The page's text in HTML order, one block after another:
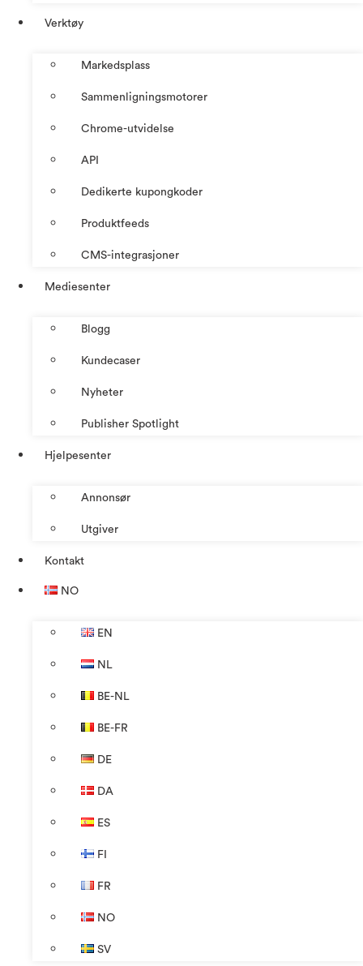
Verktøy
Markedsplass
Sammenligningsmotorer
Chrome-utvidelse
API
Dedikerte kupongkoder
Produktfeeds
CMS-integrasjoner
Mediesenter
Blogg
Kundecaser
Nyheter
Publisher Spotlight
Hjelpesenter
Annonsør
Utgiver
Kontakt
NO
EN
NL
BE-NL
BE-FR
DE
DA
ES
FI
FR
NO
SV